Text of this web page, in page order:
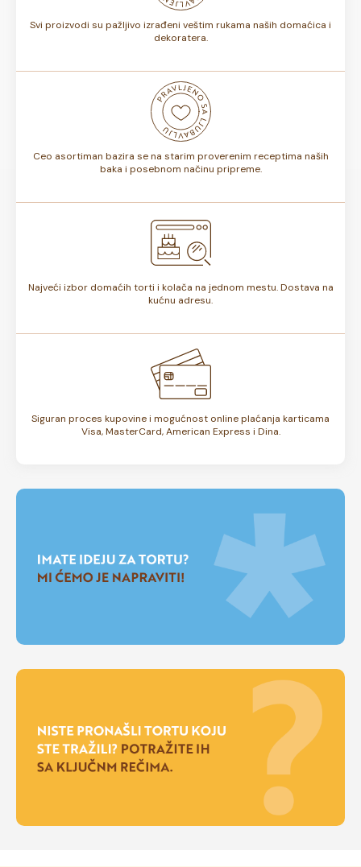
Svi proizvodi su pažljivo izrađeni veštim rukama naših domaćica i
dekoratera.
Ceo asortiman bazira se na starim proverenim receptima naših
baka i posebnom načinu pripreme.
Najveći izbor domaćih torti i kolača na jednom mestu. Dostava na
kućnu adresu.
Siguran proces kupovine i mogućnost online plaćanja karticama
Visa, MasterCard, American Express i Dina.